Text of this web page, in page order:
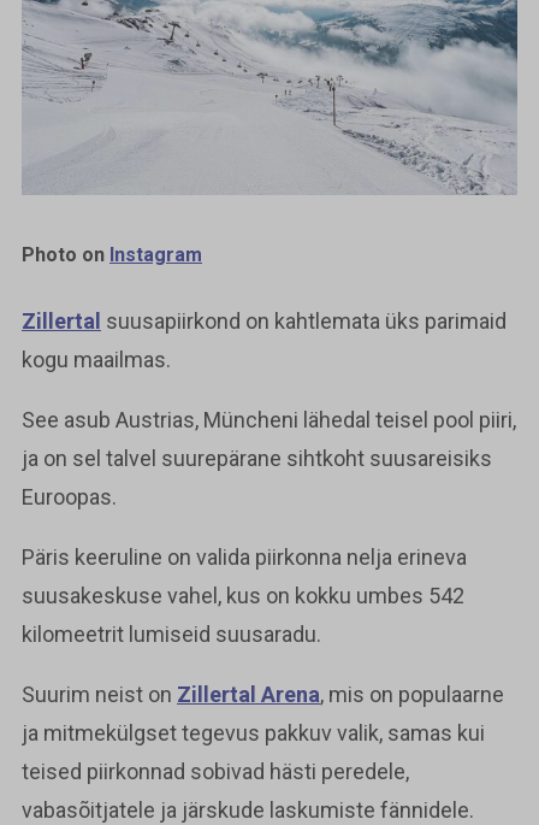
Photo on Instagram
Zillertal suusapiirkond on kahtlemata üks parimaid
kogu maailmas.
See asub Austrias, Müncheni lähedal teisel pool piiri,
ja on sel talvel suurepärane sihtkoht suusareisiks
Euroopas.
Päris keeruline on valida piirkonna nelja erineva
suusakeskuse vahel, kus on kokku umbes 542
kilomeetrit lumiseid suusaradu.
Suurim neist on Zillertal Arena, mis on populaarne
ja mitmekülgset tegevus pakkuv valik, samas kui
teised piirkonnad sobivad hästi peredele,
vabasõitjatele ja järskude laskumiste fännidele.